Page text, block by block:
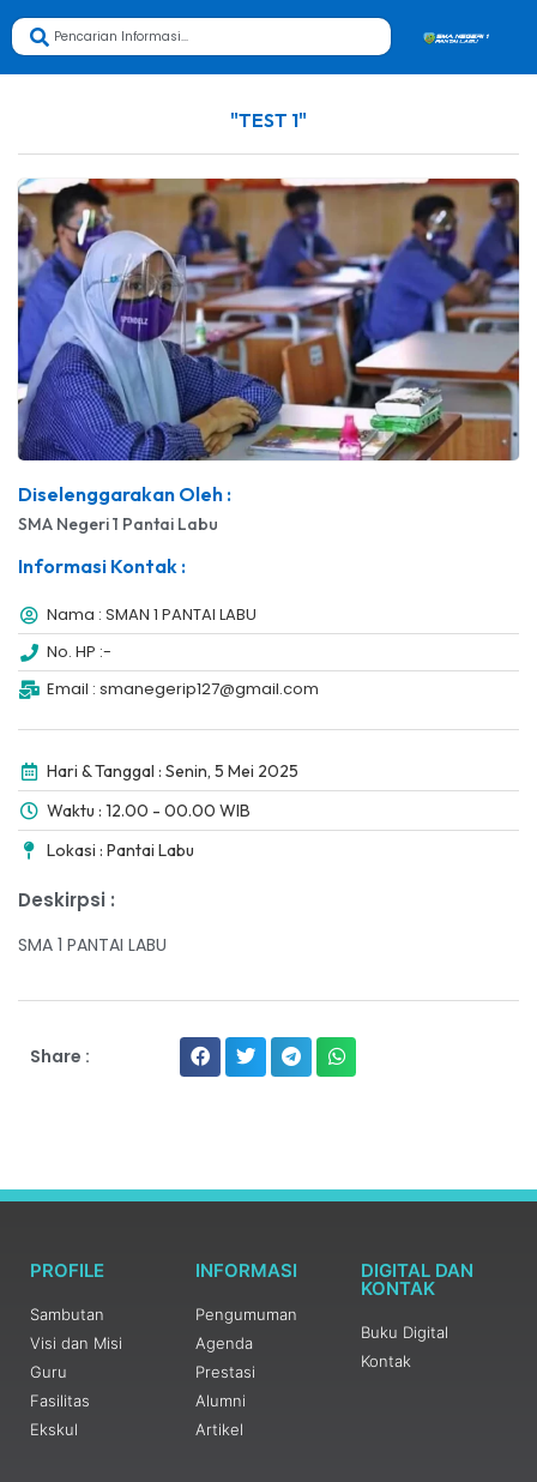
"TEST 1"
Diselenggarakan Oleh :
SMA Negeri 1 Pantai Labu
Informasi Kontak :
Nama : SMAN 1 PANTAI LABU
No. HP :-
Email : smanegerip127@gmail.com
Hari & Tanggal : Senin, 5 Mei 2025
Waktu : 12.00 - 00.00 WIB
Lokasi : Pantai Labu
Deskirpsi :
SMA 1 PANTAI LABU
Share :
PROFILE
Sambutan
Visi dan Misi
Guru
Fasilitas
Ekskul
INFORMASI
Pengumuman
Agenda
Prestasi
Alumni
Artikel
DIGITAL DAN
KONTAK
Buku Digital
Kontak